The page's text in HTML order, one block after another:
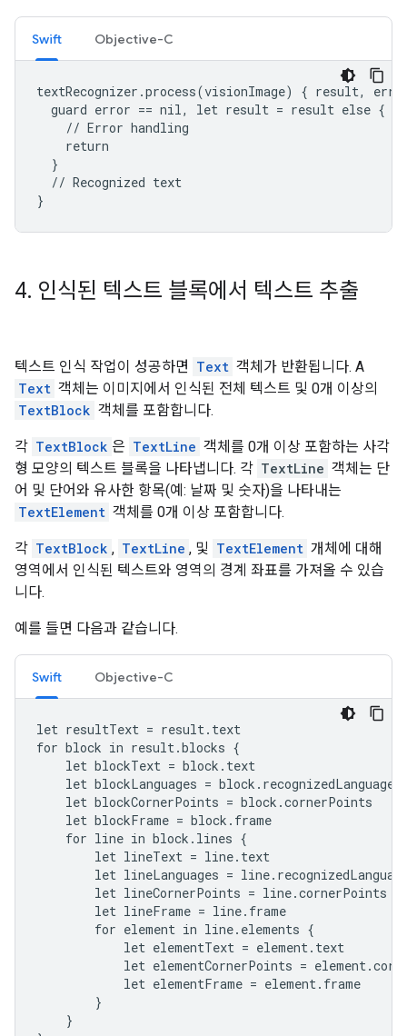
Swift Objective-C
textRecognizer.process(visionImage) { result,
  guard error == nil, let result = result else {
    // Error handling
    return
  }
  // Recognized text
}
4. 인식된 텍스트 블록에서 텍스트 추출
텍스트 인식 작업이 성공하면 Text 객체가 반환됩니다. A
Text 객체는 이미지에서 인식된 전체 텍스트 및 0개 이상의
TextBlock 객체를 포함합니다.
각 TextBlock 은 TextLine 객체를 0개 이상 포함하는 사각
형 모양의 텍스트 블록을 나타냅니다. 각 TextLine 객체는 단
어 및 단어와 유사한 항목(예: 날짜 및 숫자)을 나타내는
TextElement 객체를 0개 이상 포함합니다.
각 TextBlock , TextLine , 및 TextElement 개체에 대해
영역에서 인식된 텍스트와 영역의 경계 좌표를 가져올 수 있습
니다.
예를 들면 다음과 같습니다.
Swift Objective-C
let resultText = result.text
for block in result.blocks {
    let blockText = block.text
    let blockLanguages = block.recognizedLanguages
    let blockCornerPoints = block.cornerPoints
    let blockFrame = block.frame
    for line in block.lines {
        let lineText = line.text
let lineLanguages =
        let lineCornerPoints = line.cornerPoints
        let lineFrame = line.frame
        for element in line.elements {
            let elementText = element.text
let elementCornerPoints =
            let elementFrame = element.frame
        }
    }